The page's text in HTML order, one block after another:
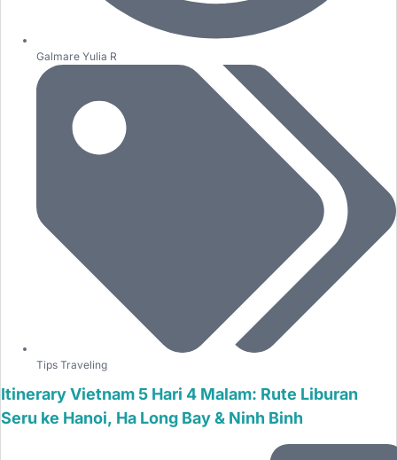
Galmare Yulia R
Tips Traveling
Itinerary Vietnam 5 Hari 4 Malam: Rute Liburan
Seru ke Hanoi, Ha Long Bay & Ninh Binh